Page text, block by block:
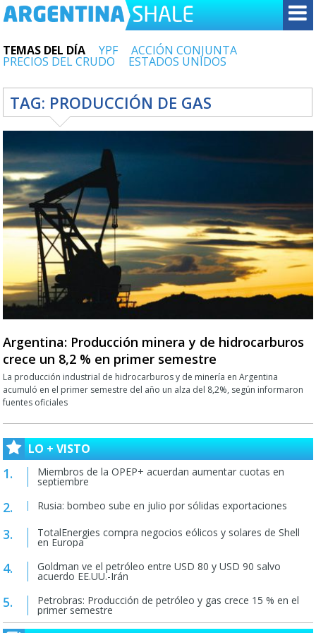
TEMAS DEL DÍA YPF ACCIÓN CONJUNTA
PRECIOS DEL CRUDO ESTADOS UNIDOS
TAG: PRODUCCIÓN DE GAS
Argentina: Producción minera y de hidrocarburos
crece un 8,2 % en primer semestre
La producción industrial de hidrocarburos y de minería en Argentina
acumuló en el primer semestre del año un alza del 8,2%, según informaron
fuentes oficiales
LO + VISTO
Miembros de la OPEP+ acuerdan aumentar cuotas en
septiembre
Rusia: bombeo sube en julio por sólidas exportaciones
TotalEnergies compra negocios eólicos y solares de Shell
en Europa
Goldman ve el petróleo entre USD 80 y USD 90 salvo
acuerdo EE.UU.-Irán
Petrobras: Producción de petróleo y gas crece 15 % en el
primer semestre